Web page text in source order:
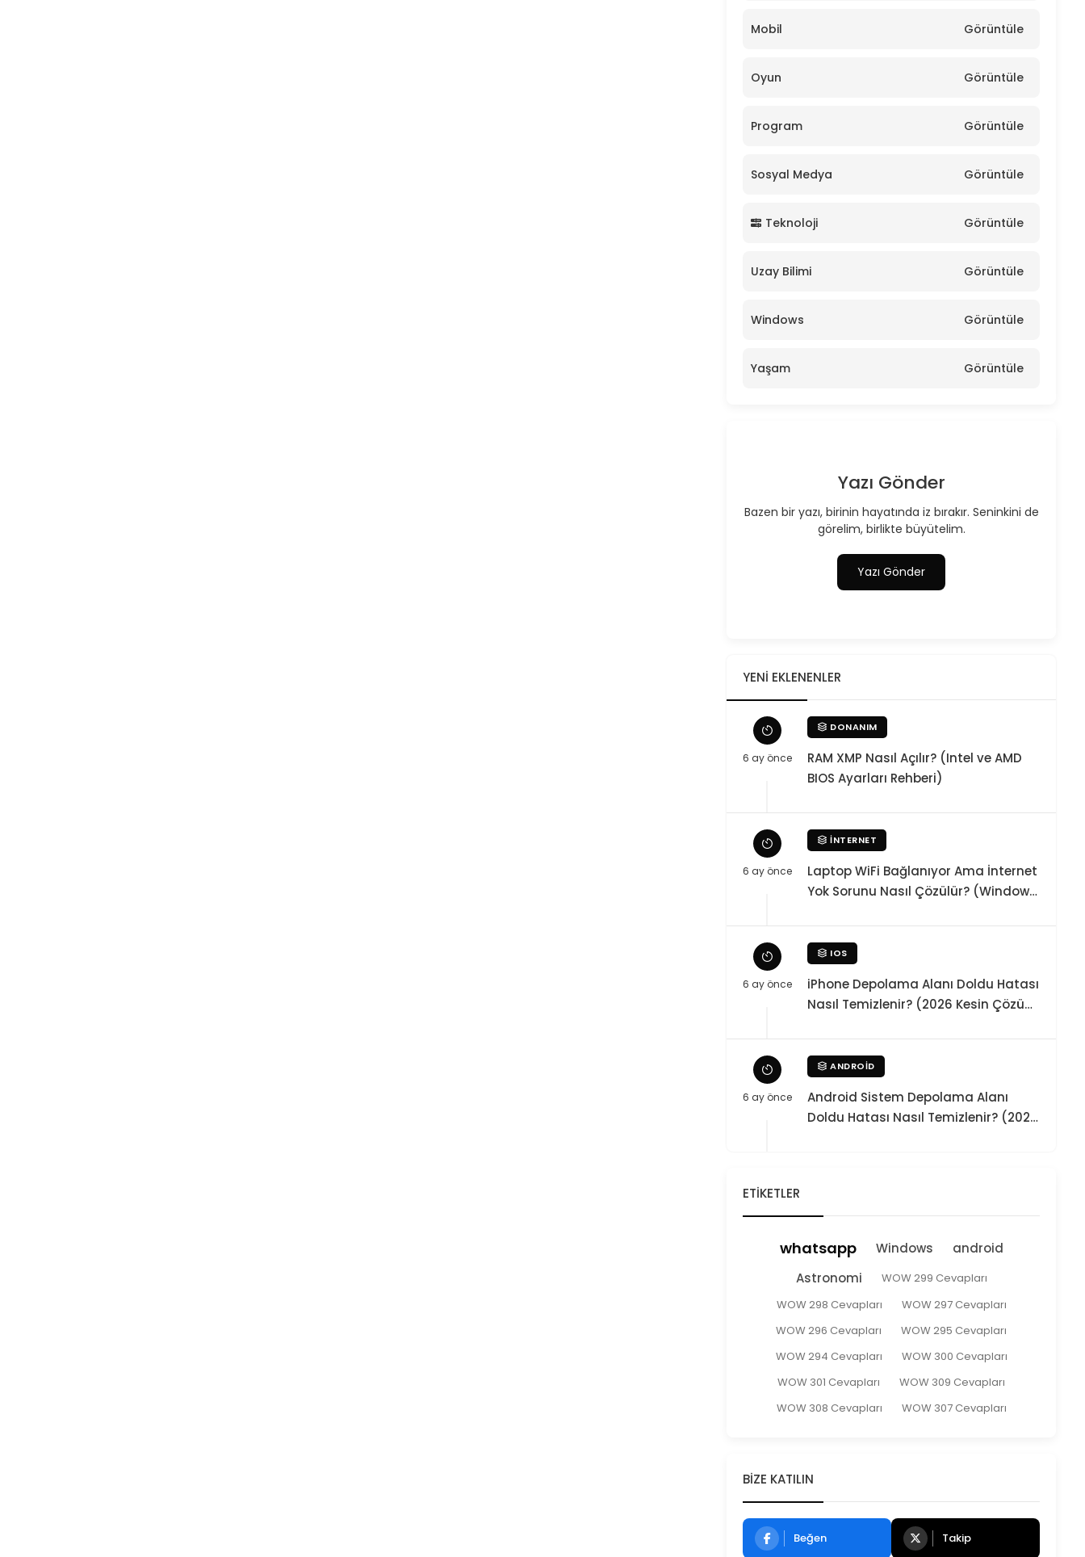
Mobil Görüntüle
Oyun Görüntüle
Program Görüntüle
Sosyal Medya Görüntüle
Teknoloji Görüntüle
Uzay Bilimi Görüntüle
Windows Görüntüle
Yaşam Görüntüle
Yazı Gönder
Bazen bir yazı, birinin hayatında iz bırakır. Seninkini de
görelim, birlikte büyütelim.
Yazı Gönder
YENI EKLENENLER
6 ay önce
DONANIM
RAM XMP Nasıl Açılır? (Intel ve AMD
BIOS Ayarları Rehberi)
6 ay önce
İNTERNET
Laptop WiFi Bağlanıyor Ama İnternet
Yok Sorunu Nasıl Çözülür? (Windows
6 ay önce
IOS
iPhone Depolama Alanı Doldu Hatası
Nasıl Temizlenir? (2026 Kesin Çözüm
6 ay önce
ANDROID
Android Sistem Depolama Alanı
Doldu Hatası Nasıl Temizlenir? (2026
ETIKETLER
whatsapp Windows
android
Astronomi
WOW 299 Cevapları
WOW 298 Cevapları
WOW 297 Cevapları
WOW 296 Cevapları
WOW 295 Cevapları
WOW 294 Cevapları
WOW 300 Cevapları
WOW 301 Cevapları
WOW 309 Cevapları
WOW 308 Cevapları
WOW 307 Cevapları
BIZE KATILIN
Beğen Takip